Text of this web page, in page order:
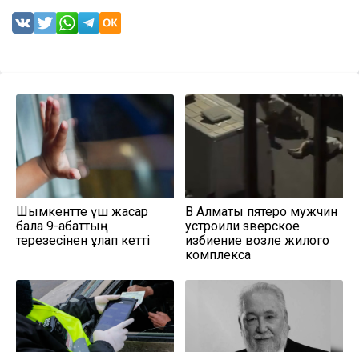
Шымкентте үш жасар
бала 9-қабаттың
терезесінен құлап кетті
В Алматы пятеро мужчин
устроили зверское
избиение возле жилого
комплекса